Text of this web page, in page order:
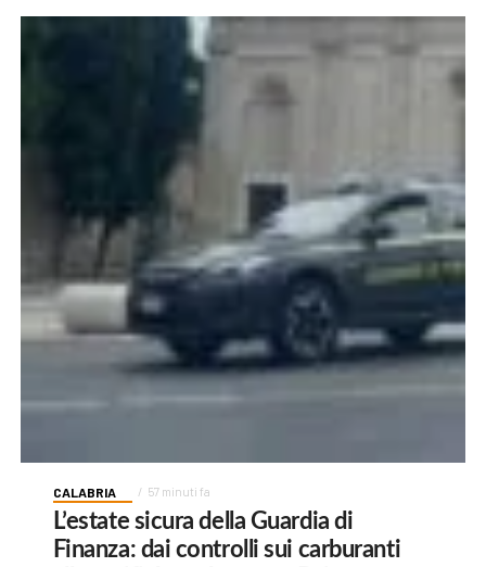
CALABRIA 57 minuti fa
L’estate sicura della Guardia di
Finanza: dai controlli sui carburanti